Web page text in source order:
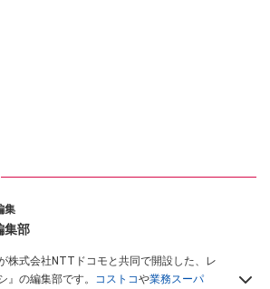
集
集部
株式会社NTTドコモと共同で開設した、レ
』の編集部です。 コストコや業務スーパ